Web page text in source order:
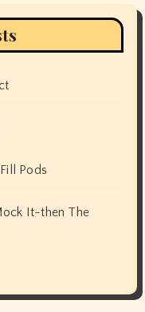
Pods
It-then The